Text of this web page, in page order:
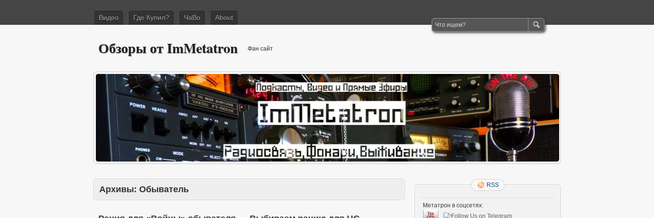
Видео Где Купил? ЧаВо About
Обзоры от ImMetatron Фан сайт
Архивы: Обыватель RSS
Метатрон в соцсетях: